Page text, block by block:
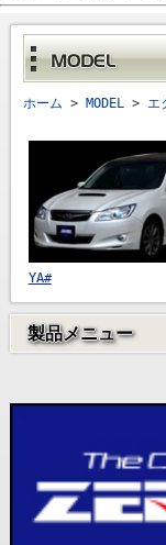
製品メニュー
ホーム > MODEL> エ
YA#